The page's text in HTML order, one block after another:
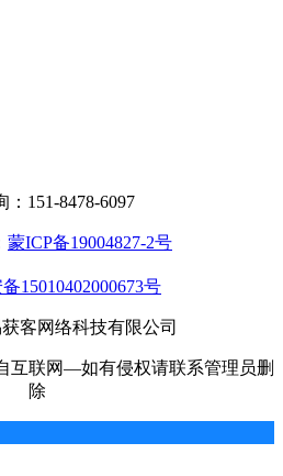
：151-8478-6097
蒙ICP备19004827-2号
15010402000673号
客网络科技有限公司
互联网—如有侵权请联系管理员删
除